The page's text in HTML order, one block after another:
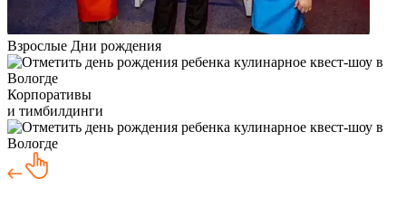
Взрослые Дни рождения
Корпоративы
и тимбилдинги